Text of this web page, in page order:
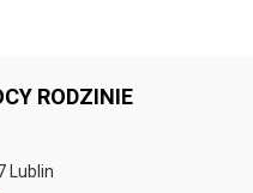
RODZINIE
Lublin